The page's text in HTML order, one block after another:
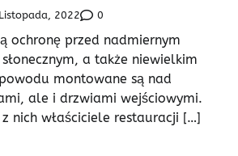
2022 0
ochronę przed nadmiernym
a także niewielkim
montowane są nad
ale i drzwiami wejściowymi.
nich właściciele restauracji […]